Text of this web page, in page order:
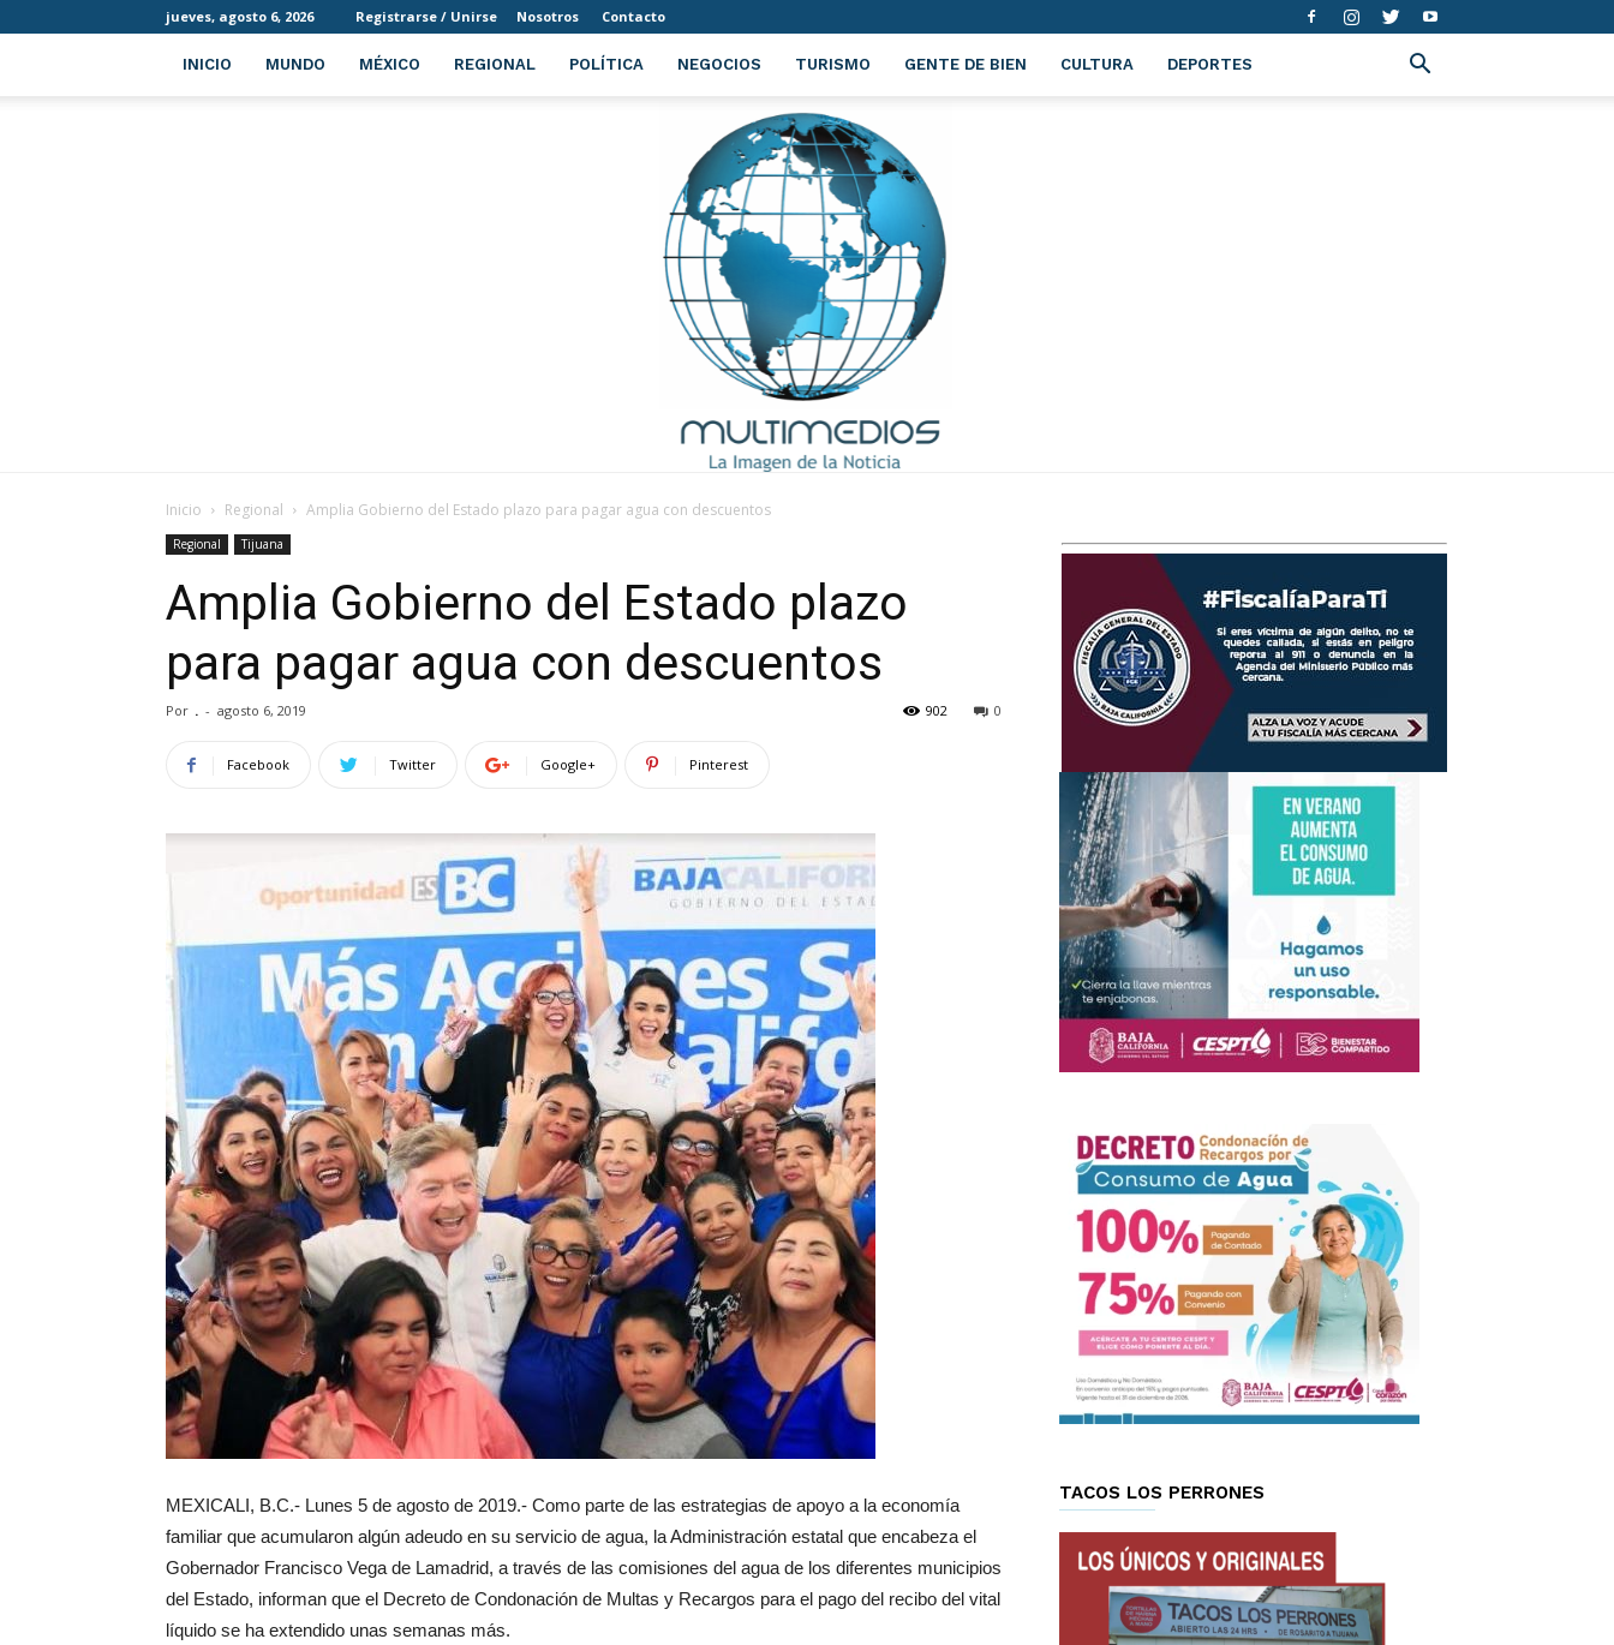
jueves, agosto 6, 2026 Registrarse / Unirse Nosotros Contacto
INICIO MUNDO MÉXICO REGIONAL POLÍTICA NEGOCIOS TURISMO GENTE DE BIEN CULTURA DEPORTES
Inicio Regional Amplia Gobierno del Estado plazo para pagar agua con descuentos
Regional Tijuana
Amplia Gobierno del Estado plazo
para pagar agua con descuentos
Por . - agosto 6, 2019 0
902
Facebook Twitter Google+ Pinterest
MEXICALI, B.C.- Lunes 5 de agosto de 2019.- Como parte de las estrategias de apoyo a la economía
familiar que acumularon algún adeudo en su servicio de agua, la Administración estatal que encabeza el
Gobernador Francisco Vega de Lamadrid, a través de las comisiones del agua de los diferentes municipios
del Estado, informan que el Decreto de Condonación de Multas y Recargos para el pago del recibo del vital
líquido se ha extendido unas semanas más.
TACOS LOS PERRONES